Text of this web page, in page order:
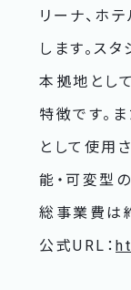
リーナ、ホ
します。ス
本拠地とし
特徴です。
として使用
能・可変型
総事業費は
公式URL：